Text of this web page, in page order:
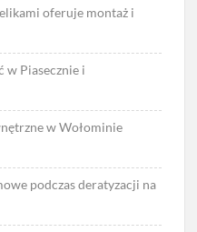
oferuje montaż i
w Piasecznie i
w Wołominie
podczas deratyzacji na